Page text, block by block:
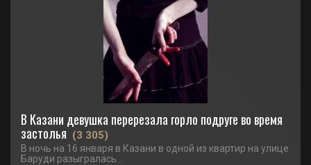
В Казани девушка перерезала горло подруге во время
застолья (3 305)
В ночь на 16 января в Казани в одной из квартир на улице
Баруди разыгралась...